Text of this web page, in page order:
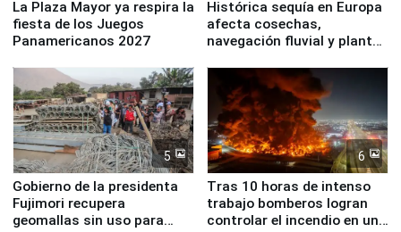
La Plaza Mayor ya respira la
fiesta de los Juegos
Panamericanos 2027
Histórica sequía en Europa
afecta cosechas,
navegación fluvial y plantas
5
Gobierno de la presidenta
Fujimori recupera
geomallas sin uso para
6
Tras 10 horas de intenso
trabajo bomberos logran
controlar el incendio en una